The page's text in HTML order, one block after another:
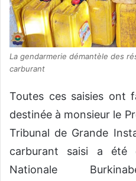
La gendarmerie démantèle des
carburant
Toutes ces saisies ont
destinée à monsieur le
Tribunal de Grande
carburant saisi a été
Nationale